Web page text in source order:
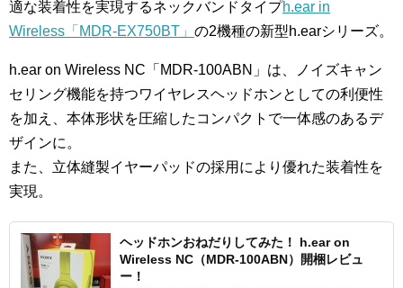
適な装着性を実現するネックバンドタイプh.ear in
Wireless「MDR-EX750BT」 の2機種の新型h.earシリーズ。
h.ear on Wireless NC「MDR-100ABN」 は、ノイズキャン
セリング機能を持つワイヤレスヘッドホンとしての利便性
を加え、本体形状を圧縮したコンパクトで一体感のあるデ
ザインに。
また、立体縫製イヤーパッドの採用により優れた装着性を
実現。
ヘッドホンおねだりしてみた！ h.ear on
Wireless NC（MDR-100ABN）開梱レビュ
ー！